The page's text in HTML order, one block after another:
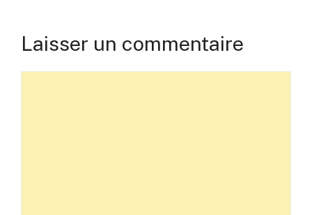
Laisser un commentaire